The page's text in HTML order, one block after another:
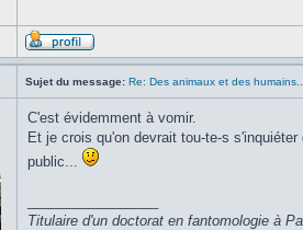
Sujet du message: Re: Des animaux et des humains...
C'est évidemment à vomir.
Et je crois qu'on devrait tou-te-s
public...
Titulaire d'un doctorat en fantomologie à